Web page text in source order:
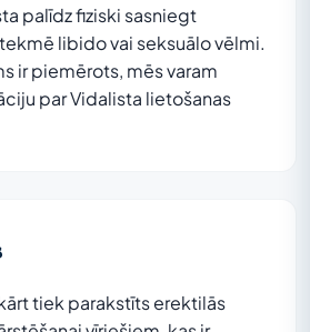
palīdz fiziski sasniegt
libido vai seksuālo vēlmi.
ir piemērots, mēs varam
par Vidalista lietošanas
tiek parakstīts erektilās